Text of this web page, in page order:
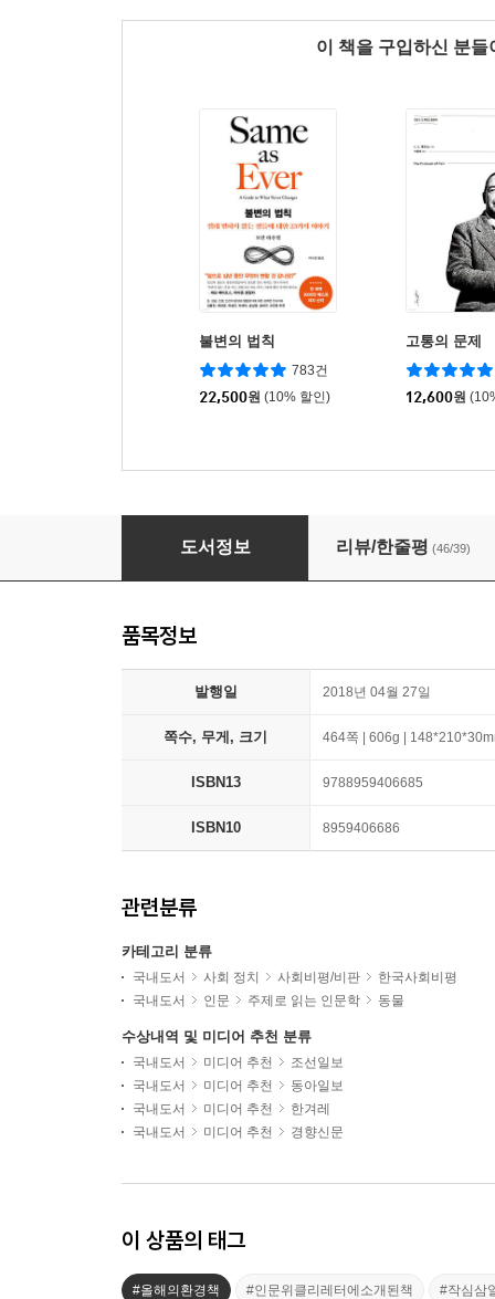
이 책을 구입하신 분
불변의 법칙
783건
22,500원 (10% 할인)
고통의 문제
12,600원
고기로 태어나서
도서정보 리뷰/한줄평 (46/39)
품목정보
발행일 2018년 04월 27일
쪽수, 무게, 크기 464쪽 | 606g |
ISBN13 9788959406685
ISBN10 8959406686
관련분류
카테고리 분류
국내도서 사회 정치 사회비평/비판
한국사회비평
국내도서
인문 주제로 읽는 인문학 동물
수상내역 및 미디어 추천 분류
국내도서 미디어 추천
조선일보
국내도서
미디어 추천
동아일보
국내도서
미디어 추천
한겨레
국내도서
미디어 추천 경향신문
이 상품의 태그
#올해의환경책 #인문위클리레터에소개된책 #작심삼